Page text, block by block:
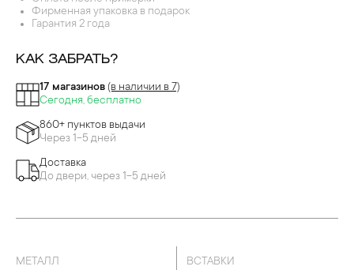
Фирменная упаковка в подарок
Гарантия 2 года
КАК ЗАБРАТЬ?
17 магазинов (в наличии в 7)
Сегодня, бесплатно
860+ пунктов выдачи
Через 1-5 дней
Доставка
До двери, через 1-5 дней
МЕТАЛЛ ВСТАВКИ